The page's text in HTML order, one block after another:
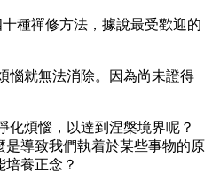
十種禪修方法，據說最受歡迎的
惱就無法消除。因為尚未證得
化煩惱，以達到涅槃境界呢？
是導致我們執着於某些事物的原
培養正念？